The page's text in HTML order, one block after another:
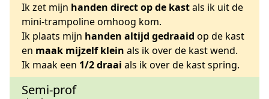
Ik zet mijn handen direct op de kastals ik uit de
mini-trampoline omhoog kom.
Ik plaats mijn handen altijd gedraaid op de kast
en maak mijzelf klein als ik over de kast wend.
Ik maak een 1/2 draai als ik over de kast spring.
Semi-prof